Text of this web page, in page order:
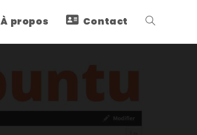
À propos Contact Toggle